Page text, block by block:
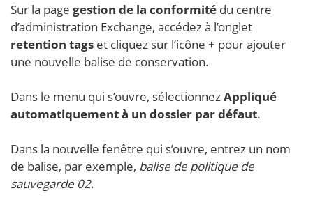
Sur la page gestion de la conformité du centre
d’administration Exchange, accédez à l’onglet
retention tags et cliquez sur l’icône + pour ajouter
une nouvelle balise de conservation.
Dans le menu qui s’ouvre, sélectionnezAppliqué
automatiquement à un dossier par défaut.
Dans la nouvelle fenêtre qui s’ouvre, entrez un nom
de balise, par exemple, balise de politique de
sauvegarde 02.